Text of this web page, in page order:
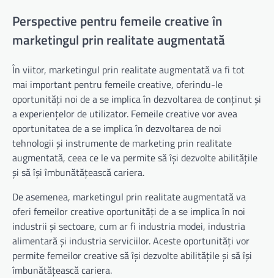
Perspective pentru femeile creative în
marketingul prin realitate augmentată
În viitor, marketingul prin realitate augmentată va fi tot
mai important pentru femeile creative, oferindu-le
oportunități noi de a se implica în dezvoltarea de conținut și
a experiențelor de utilizator. Femeile creative vor avea
oportunitatea de a se implica în dezvoltarea de noi
tehnologii și instrumente de marketing prin realitate
augmentată, ceea ce le va permite să își dezvolte abilitățile
și să își îmbunătățească cariera.
De asemenea, marketingul prin realitate augmentată va
oferi femeilor creative oportunități de a se implica în noi
industrii și sectoare, cum ar fi industria modei, industria
alimentară și industria serviciilor. Aceste oportunități vor
permite femeilor creative să își dezvolte abilitățile și să își
îmbunătățească cariera.